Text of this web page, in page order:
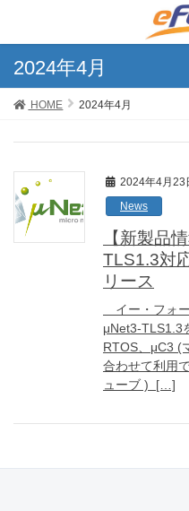
2024年4月
HOME 2024年4月
2024年4月23
News
【新製品
TLS1.3対
リース
イー・フォー
μNet3-TLS1.3
RTOS、μC3 (
合わせて利用
ューブ ) […]